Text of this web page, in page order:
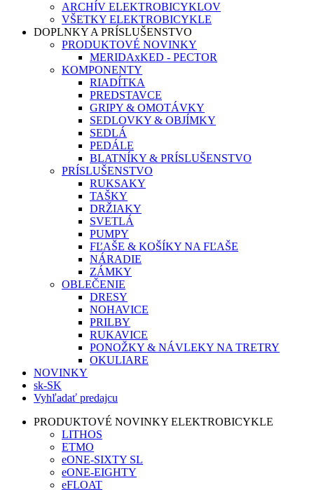
ARCHÍV ELEKTROBICYKLOV
VŠETKY ELEKTROBICYKLE
DOPLNKY A PRÍSLUŠENSTVO
PRODUKTOVÉ NOVINKY
MERIDAxKED - PECTOR
KOMPONENTY
RIADÍTKA
PREDSTAVCE
GRIPY & OMOTÁVKY
SEDLOVKY & OBJÍMKY
SEDLÁ
PEDÁLE
BLATNÍKY & PRÍSLUŠENSTVO
PRÍSLUŠENSTVO
RUKSAKY
TAŠKY
DRŽIAKY
SVETLÁ
PUMPY
FĽAŠE & KOŠÍKY NA FĽAŠE
NÁRADIE
ZÁMKY
OBLEČENIE
DRESY
NOHAVICE
PRILBY
RUKAVICE
PONOŽKY & NÁVLEKY NA TRETRY
OKULIARE
NOVINKY
sk-SK
Vyhľadať predajcu
PRODUKTOVÉ NOVINKY ELEKTROBICYKLE
LITHOS
ETMO
eONE-SIXTY SL
eONE-EIGHTY
eFLOAT